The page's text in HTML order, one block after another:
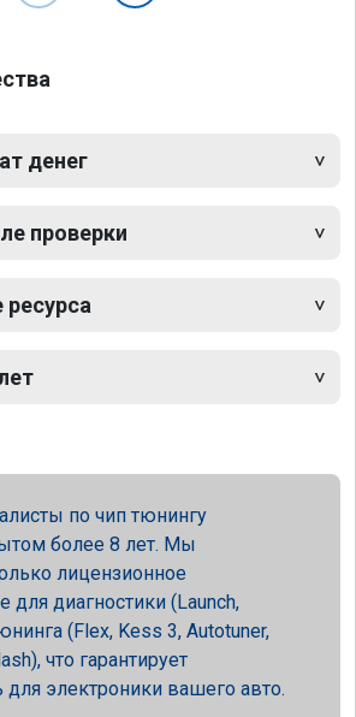
денег
проверки
ресурса
по чип тюнингу
более 8 лет. Мы
лицензионное
для диагностики (Launch,
(Flex, Kess 3, Autotuner,
что гарантирует
для электроники вашего авто.